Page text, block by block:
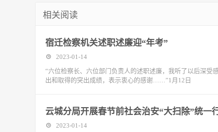
相关阅读
宿迁检察机关述职述廉迎“年考”
2023-01-14
“六位检察长、六位部门负责人的述职述廉，我听了以后深
出和取得的突出成绩，表示衷心的感谢……”1月12日
云城分局开展春节前社会治安“大扫除”统一
2023-01-14